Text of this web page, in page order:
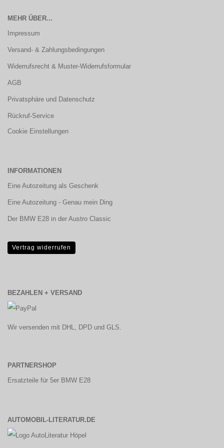
MEHR ÜBER...
Impressum
Versand- & Zahlungsbedingungen
Widerrufsrecht & Muster-Widerrufsformular
AGB
Privatsphäre und Datenschutz
Rückruf-Service
Cookie Einstellungen
INFORMATIONEN
Eine Autozeitung als Geschenk
Eine Autozeitung - Genau mein Ding
Der BMW E28 in der Austro Classic
Vertrag widerrufen
BEZAHLEN + VERSAND
Wir versenden mit DHL, DPD und GLS.
PARTNERSHOP
Ersatzteile für 5er BMW E28
AUTOMOBIL-LITERATUR.DE